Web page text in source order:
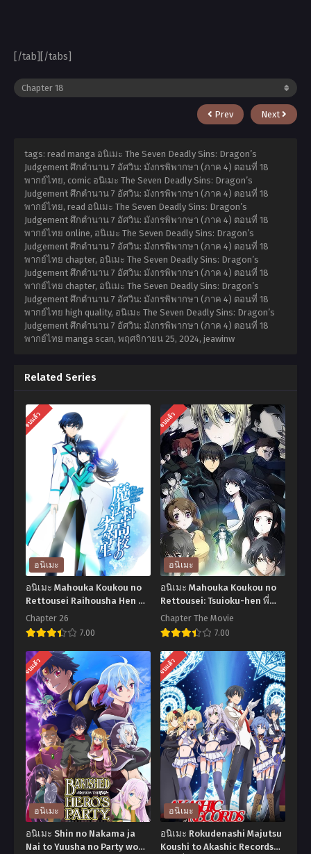
[/tab][/tabs]
Prev Next
tags: read manga อนิเมะ The Seven Deadly Sins: Dragon’s
Judgement ศึกตำนาน 7 อัศวิน: มังกรพิพากษา (ภาค 4) ตอนที่ 18
พากย์ไทย, comic อนิเมะ The Seven Deadly Sins: Dragon’s
Judgement ศึกตำนาน 7 อัศวิน: มังกรพิพากษา (ภาค 4) ตอนที่ 18
พากย์ไทย, read อนิเมะ The Seven Deadly Sins: Dragon’s
Judgement ศึกตำนาน 7 อัศวิน: มังกรพิพากษา (ภาค 4) ตอนที่ 18
พากย์ไทย online, อนิเมะ The Seven Deadly Sins: Dragon’s
Judgement ศึกตำนาน 7 อัศวิน: มังกรพิพากษา (ภาค 4) ตอนที่ 18
พากย์ไทย chapter, อนิเมะ The Seven Deadly Sins: Dragon’s
Judgement ศึกตำนาน 7 อัศวิน: มังกรพิพากษา (ภาค 4) ตอนที่ 18
พากย์ไทย chapter, อนิเมะ The Seven Deadly Sins: Dragon’s
Judgement ศึกตำนาน 7 อัศวิน: มังกรพิพากษา (ภาค 4) ตอนที่ 18
พากย์ไทย high quality, อนิเมะ The Seven Deadly Sins: Dragon’s
Judgement ศึกตำนาน 7 อัศวิน: มังกรพิพากษา (ภาค 4) ตอนที่ 18
พากย์ไทย manga scan, พฤศจิกายน 25, 2024, jeawinw
Related Series
จบแล้ว
อนิเมะ
อนิเมะ Mahouka Koukou no
Rettousei Raihousha Hen พี่
น้องปริศนา โรงเรียนเวทมนต์
ภาค1 ตอนที่1-26 พากย์ไทย
Chapter 26
7.00
อ
นิ
เมะ
Mahouka
Koukou
no
Rettousei
Raihousha
Hen
พี่
น้อง
จบแล้ว
อนิเมะ
อนิเมะ Mahouka Koukou no
Rettousei: Tsuioku-hen พี่
น้องปริศนาโรงเรียนมหาเวท
ภาคย้อนความหลัง เดอะมูฟวี่
Chapter The Movie
7.00
อ
นิ
เมะ
Mahouka
Koukou
no
Rettousei:
Tsuioku-
hen
พี่
น้อง
จบแล้ว
อนิเมะ
อนิเมะ Shin no Nakama ja
Nai to Yuusha no Party wo
จบแล้ว
อนิเมะ
อนิเมะ Rokudenashi Majutsu
Koushi to Akashic Records